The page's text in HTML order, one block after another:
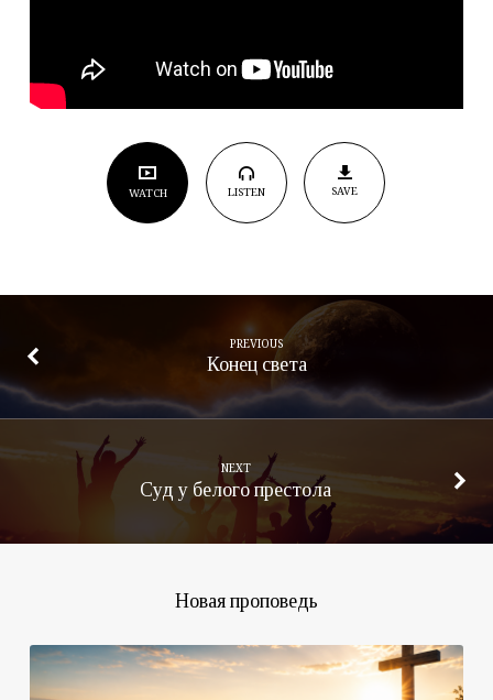
WATCH LISTEN SAVE
PREVIOUS
Конец света
NEXT
Суд у белого престола
Новая проповедь